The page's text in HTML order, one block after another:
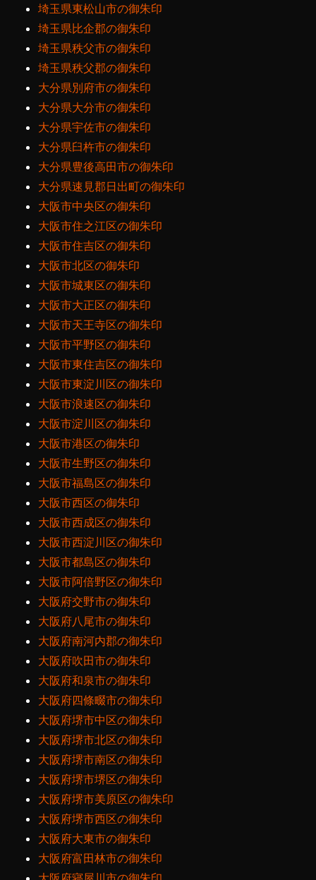
埼玉県東松山市の御朱印
埼玉県比企郡の御朱印
埼玉県秩父市の御朱印
埼玉県秩父郡の御朱印
大分県別府市の御朱印
大分県大分市の御朱印
大分県宇佐市の御朱印
大分県臼杵市の御朱印
大分県豊後高田市の御朱印
大分県速見郡日出町の御朱印
大阪市中央区の御朱印
大阪市住之江区の御朱印
大阪市住吉区の御朱印
大阪市北区の御朱印
大阪市城東区の御朱印
大阪市大正区の御朱印
大阪市天王寺区の御朱印
大阪市平野区の御朱印
大阪市東住吉区の御朱印
大阪市東淀川区の御朱印
大阪市浪速区の御朱印
大阪市淀川区の御朱印
大阪市港区の御朱印
大阪市生野区の御朱印
大阪市福島区の御朱印
大阪市西区の御朱印
大阪市西成区の御朱印
大阪市西淀川区の御朱印
大阪市都島区の御朱印
大阪市阿倍野区の御朱印
大阪府交野市の御朱印
大阪府八尾市の御朱印
大阪府南河内郡の御朱印
大阪府吹田市の御朱印
大阪府和泉市の御朱印
大阪府四條畷市の御朱印
大阪府堺市中区の御朱印
大阪府堺市北区の御朱印
大阪府堺市南区の御朱印
大阪府堺市堺区の御朱印
大阪府堺市美原区の御朱印
大阪府堺市西区の御朱印
大阪府大東市の御朱印
大阪府富田林市の御朱印